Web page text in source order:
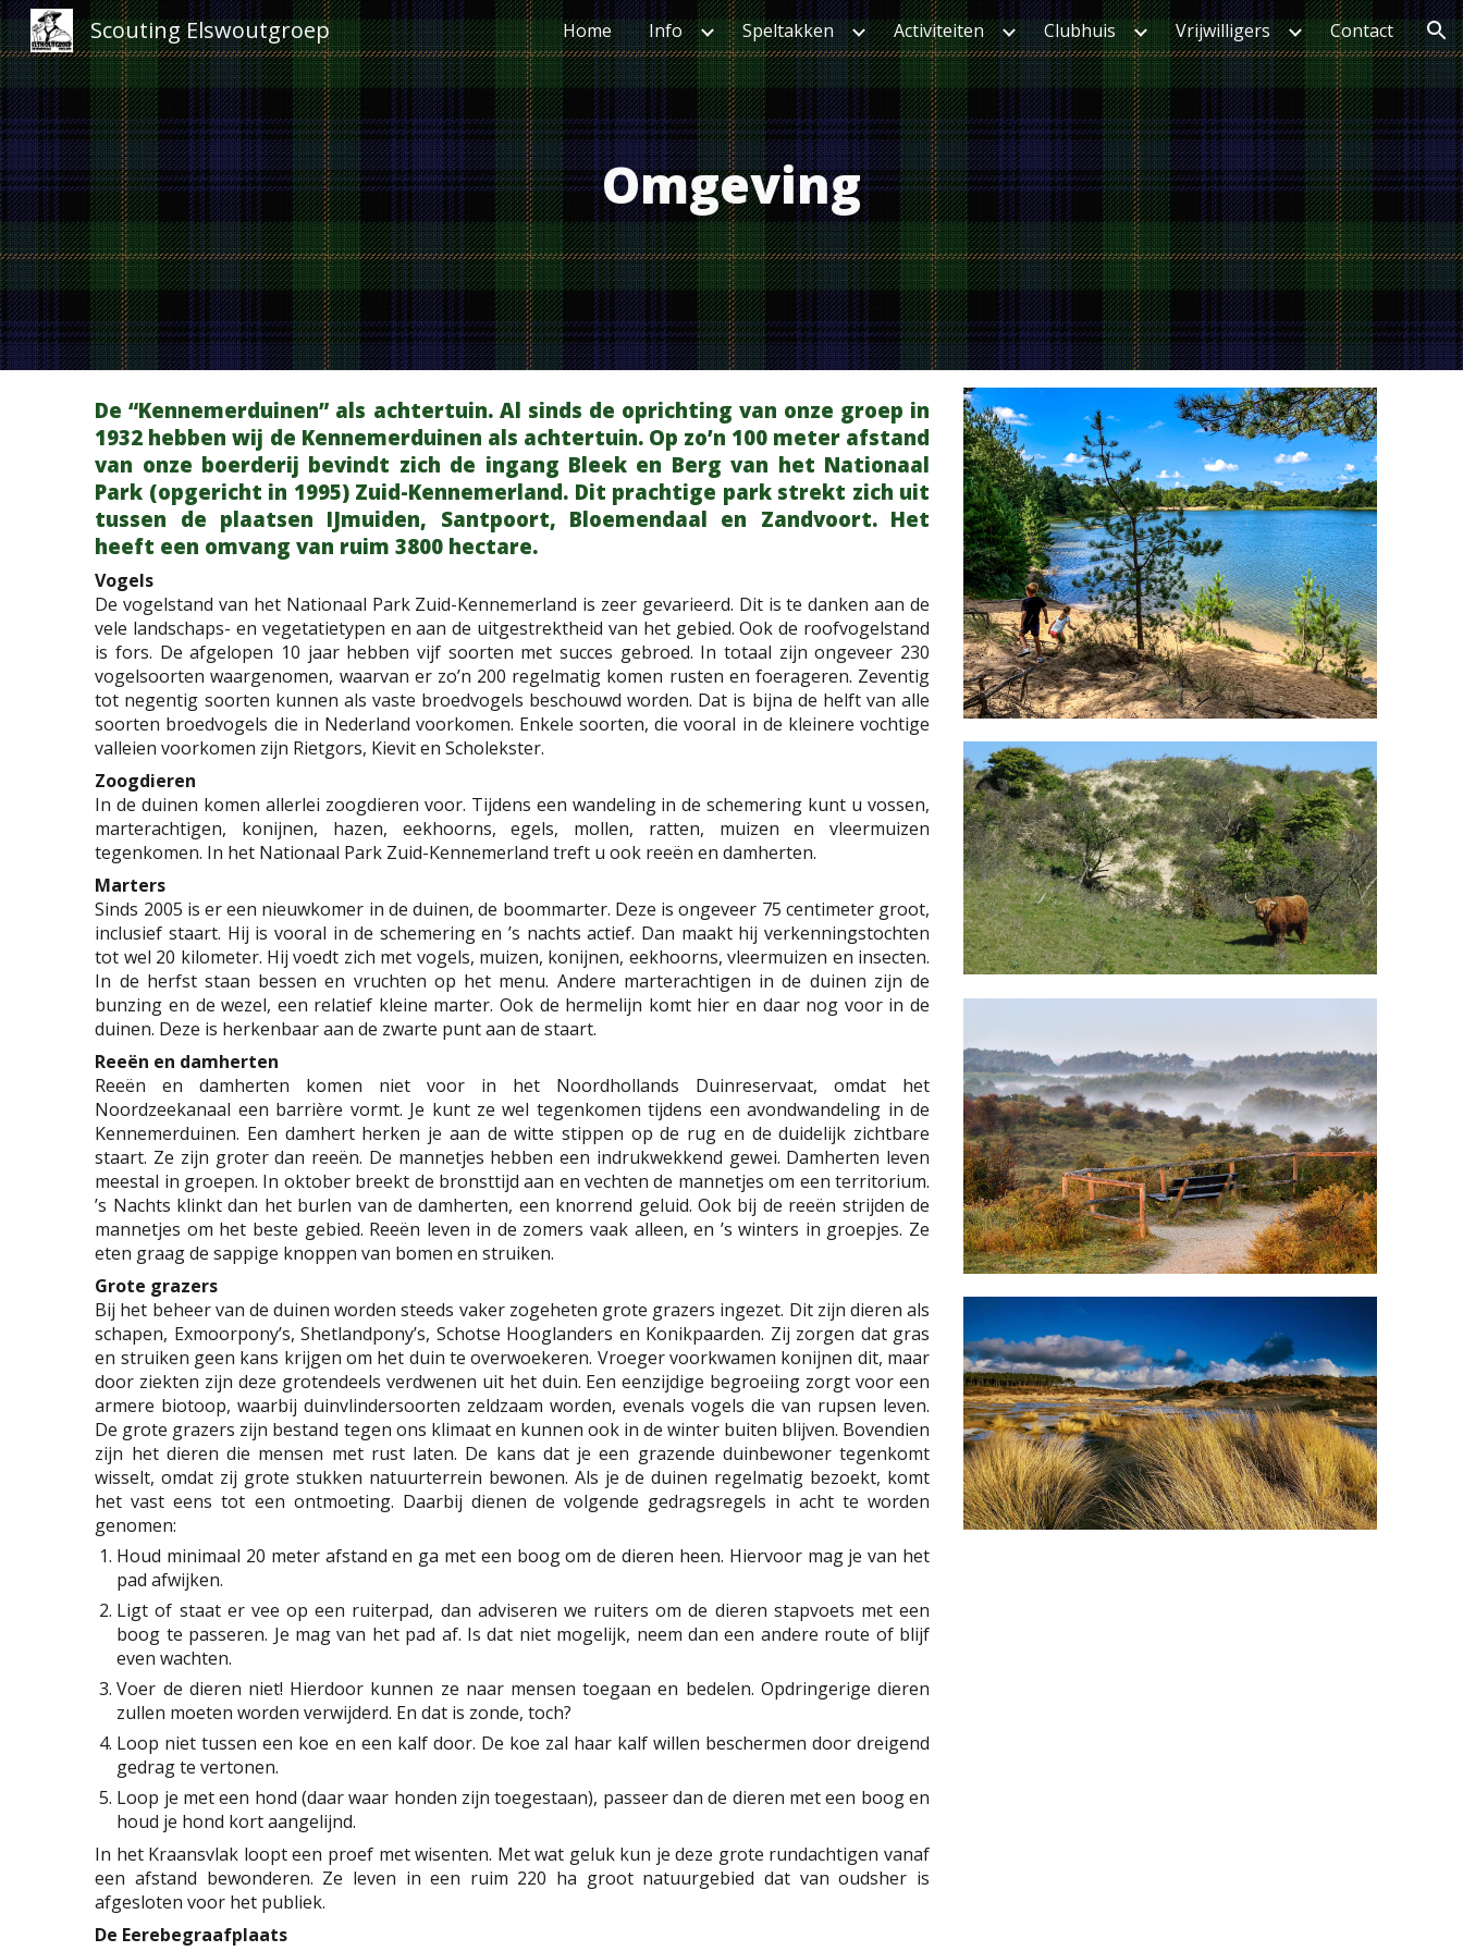
Skip to main content Skip to navigation
Scouting Elswoutgroep Home Info Speltakken Activiteiten Clubhuis Vrijwilligers Contact
Omgeving
De “Kennemerduinen” als achtertuin. Al sinds de oprichting van onze groep in
1932 hebben wij de Kennemerduinen als achtertuin. Op zo’n 100 meter afstand
van onze boerderij bevindt zich de ingang Bleek en Berg van het Nationaal
Park (opgericht in 1995) Zuid-Kennemerland. Dit prachtige park strekt zich uit
tussen de plaatsen IJmuiden, Santpoort, Bloemendaal en Zandvoort. Het
heeft een omvang van ruim 3800 hectare.
Vogels
De vogelstand van het Nationaal Park Zuid-Kennemerland is zeer gevarieerd. Dit is te danken aan de
vele landschaps- en vegetatietypen en aan de uitgestrektheid van het gebied. Ook de roofvogelstand
is fors. De afgelopen 10 jaar hebben vijf soorten met succes gebroed. In totaal zijn ongeveer 230
vogelsoorten waargenomen, waarvan er zo’n 200 regelmatig komen rusten en foerageren. Zeventig
tot negentig soorten kunnen als vaste broedvogels beschouwd worden. Dat is bijna de helft van alle
soorten broedvogels die in Nederland voorkomen. Enkele soorten, die vooral in de kleinere vochtige
valleien voorkomen zijn Rietgors, Kievit en Scholekster.
Zoogdieren
In de duinen komen allerlei zoogdieren voor. Tijdens een wandeling in de schemering kunt u vossen,
marterachtigen, konijnen, hazen, eekhoorns, egels, mollen, ratten, muizen en vleermuizen
tegenkomen. In het Nationaal Park Zuid-Kennemerland treft u ook reeën en damherten.
Marters
Sinds 2005 is er een nieuwkomer in de duinen, de boommarter. Deze is ongeveer 75 centimeter groot,
inclusief staart. Hij is vooral in de schemering en ’s nachts actief. Dan maakt hij verkenningstochten
tot wel 20 kilometer. Hij voedt zich met vogels, muizen, konijnen, eekhoorns, vleermuizen en insecten.
In de herfst staan bessen en vruchten op het menu. Andere marterachtigen in de duinen zijn de
bunzing en de wezel, een relatief kleine marter. Ook de hermelijn komt hier en daar nog voor in de
duinen. Deze is herkenbaar aan de zwarte punt aan de staart.
Reeën en damherten
Reeën en damherten komen niet voor in het Noordhollands Duinreservaat, omdat het
Noordzeekanaal een barrière vormt. Je kunt ze wel tegenkomen tijdens een avondwandeling in de
Kennemerduinen. Een damhert herken je aan de witte stippen op de rug en de duidelijk zichtbare
staart. Ze zijn groter dan reeën. De mannetjes hebben een indrukwekkend gewei. Damherten leven
meestal in groepen. In oktober breekt de bronsttijd aan en vechten de mannetjes om een territorium.
’s Nachts klinkt dan het burlen van de damherten, een knorrend geluid. Ook bij de reeën strijden de
mannetjes om het beste gebied. Reeën leven in de zomers vaak alleen, en ’s winters in groepjes. Ze
eten graag de sappige knoppen van bomen en struiken.
Grote grazers
Bij het beheer van de duinen worden steeds vaker zogeheten grote grazers ingezet. Dit zijn dieren als
schapen, Exmoorpony’s, Shetlandpony’s, Schotse Hooglanders en Konikpaarden. Zij zorgen dat gras
en struiken geen kans krijgen om het duin te overwoekeren. Vroeger voorkwamen konijnen dit, maar
door ziekten zijn deze grotendeels verdwenen uit het duin. Een eenzijdige begroeiing zorgt voor een
armere biotoop, waarbij duinvlindersoorten zeldzaam worden, evenals vogels die van rupsen leven.
De grote grazers zijn bestand tegen ons klimaat en kunnen ook in de winter buiten blijven. Bovendien
zijn het dieren die mensen met rust laten. De kans dat je een grazende duinbewoner tegenkomt
wisselt, omdat zij grote stukken natuurterrein bewonen. Als je de duinen regelmatig bezoekt, komt
het vast eens tot een ontmoeting. Daarbij dienen de volgende gedragsregels in acht te worden
genomen:
Houd minimaal 20 meter afstand en ga met een boog om de dieren heen. Hiervoor mag je van het
pad afwijken.
Ligt of staat er vee op een ruiterpad, dan adviseren we ruiters om de dieren stapvoets met een
boog te passeren. Je mag van het pad af. Is dat niet mogelijk, neem dan een andere route of blijf
even wachten.
Voer de dieren niet! Hierdoor kunnen ze naar mensen toegaan en bedelen. Opdringerige dieren
zullen moeten worden verwijderd. En dat is zonde, toch?
Loop niet tussen een koe en een kalf door. De koe zal haar kalf willen beschermen door dreigend
gedrag te vertonen.
Loop je met een hond (daar waar honden zijn toegestaan), passeer dan de dieren met een boog en
houd je hond kort aangelijnd.
In het Kraansvlak loopt een proef met wisenten. Met wat geluk kun je deze grote rundachtigen vanaf
een afstand bewonderen. Ze leven in een ruim 220 ha groot natuurgebied dat van oudsher is
afgesloten voor het publiek.
De Eerebegraafplaats